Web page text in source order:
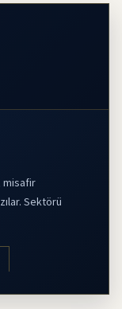
misafir
Sektörü